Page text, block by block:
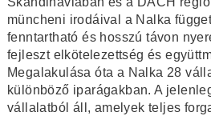
müncheni irodáival a Nalka
fenntartható és hosszú távon
fejleszt elkötelezettség és
Megalakulása óta a Nalka 28
különböző iparágakban. A
vállalatból áll, amelyek teljes